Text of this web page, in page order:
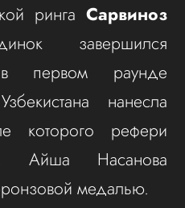
ринга Сарвиноз
завершился
первом раунде
нанесла
которого рефери
Айша Насанова
медалью.